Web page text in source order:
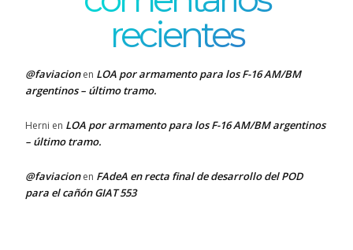
recientes
@faviacionen LOA por armamento para los F-16 AM/BM
argentinos – último tramo.
Herni en LOA por armamento para los F-16 AM/BM argentinos
– último tramo.
@faviacionen FAdeA en recta final de desarrollo del POD
para el cañón GIAT 553